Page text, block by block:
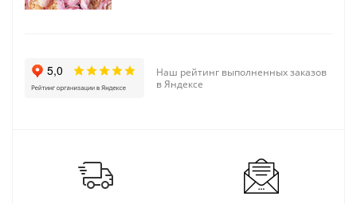
Наш рейтинг выполненных заказов
в Яндексе